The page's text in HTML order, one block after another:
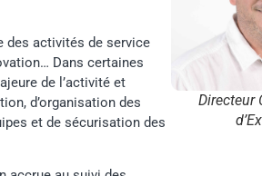
des activités de service
Dans certaines
de l’activité et
d’organisation des
et de sécurisation des
Directeur